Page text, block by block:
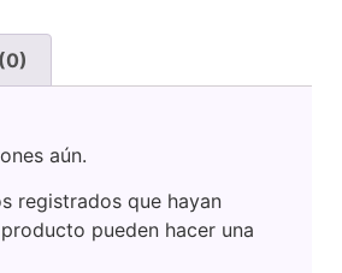
aún.
registrados que hayan
pueden hacer una